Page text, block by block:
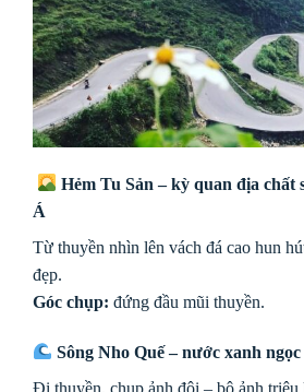
Hẻm Tu Sản – kỳ quan địa chất
Á
Từ thuyền nhìn lên vách đá cao hun
đẹp.
Góc chụp: đứng đầu mũi thuyền.
Sông Nho Quế – nước xanh
Đi thuyền, chụp ảnh đôi – bộ ảnh triệu